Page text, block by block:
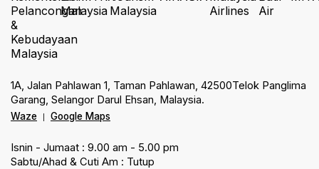
1A, Jalan Pahlawan 1, Taman Pahlawan, 42500Telok Panglima
Garang, Selangor Darul Ehsan, Malaysia.
Waze Google Maps
Isnin - Jumaat : 9.00 am - 5.00 pm
Sabtu/Ahad & Cuti Am : Tutup